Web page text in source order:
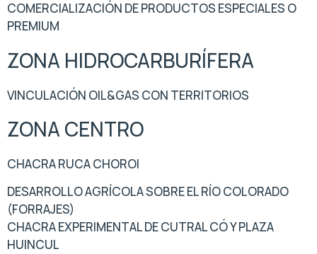
COMERCIALIZACIÓN DE PRODUCTOS ESPECIALES O
PREMIUM
ZONA HIDROCARBURÍFERA
VINCULACIÓN OIL&GAS CON TERRITORIOS
ZONA CENTRO
CHACRA RUCA CHOROI
DESARROLLO AGRÍCOLA SOBRE EL RÍO COLORADO
(FORRAJES)
CHACRA EXPERIMENTAL DE CUTRAL CÓ Y PLAZA
HUINCUL